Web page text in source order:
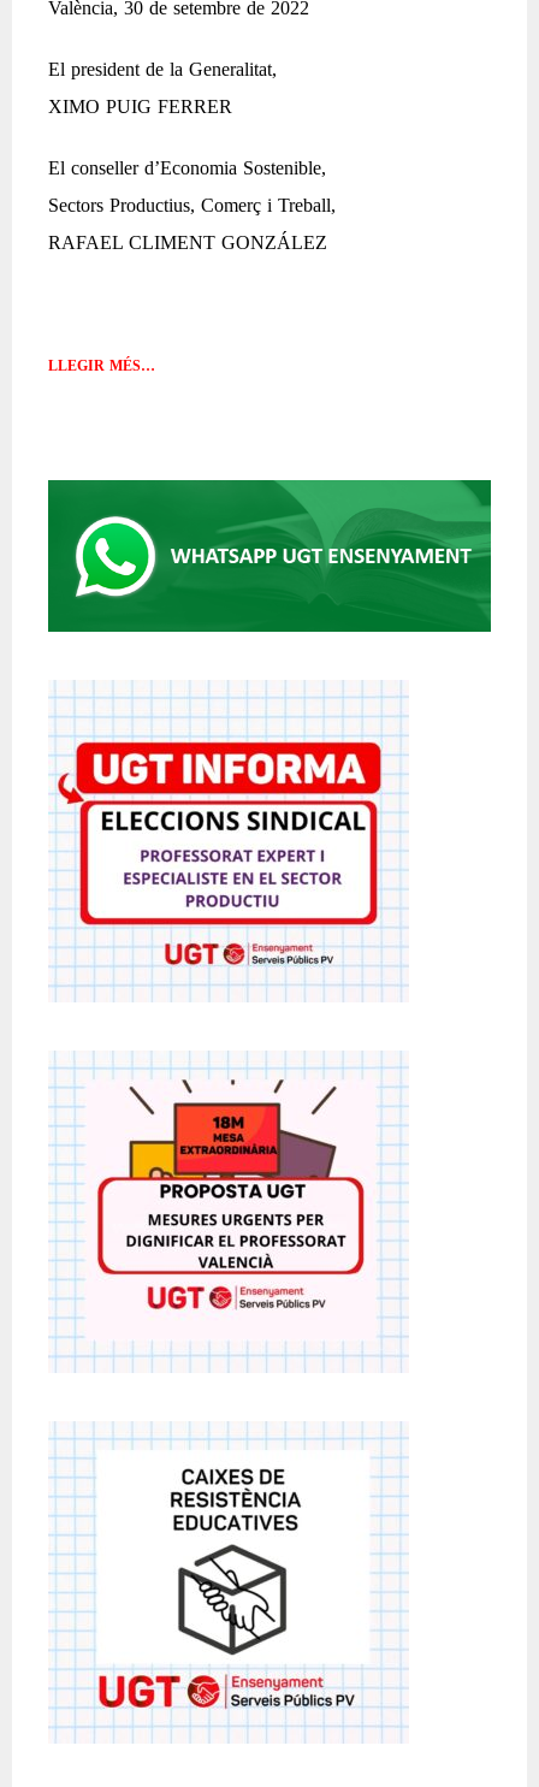
València, 30 de setembre de 2022
El president de la Generalitat,
XIMO PUIG FERRER
El conseller d’Economia Sostenible,
Sectors Productius, Comerç i Treball,
RAFAEL CLIMENT GONZÁLEZ
LLEGIR MÉS…